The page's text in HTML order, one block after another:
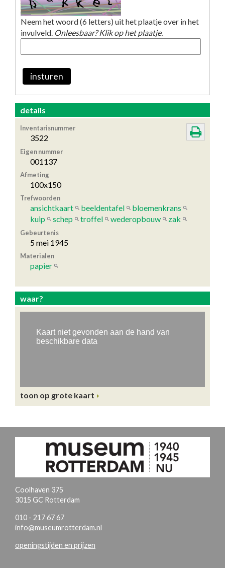
Neem het woord (6 letters) uit het plaatje over in het
invulveld. Onleesbaar? Klik op het plaatje.
insturen
details
Inventarisnummer
3522
Eigen nummer
001137
Afmeting
100x150
Trefwoorden
ansichtkaart beeldentafel
bloemenkrans
kuip
schep troffel wederopbouw zak
Gebeurtenis
5 mei 1945
Materialen
papier
waar?
toon op grote kaart
Coolhaven 375
3015 GC Rotterdam
010 - 217 67 67
info@museumrotterdam.nl
openingstijden en prijzen